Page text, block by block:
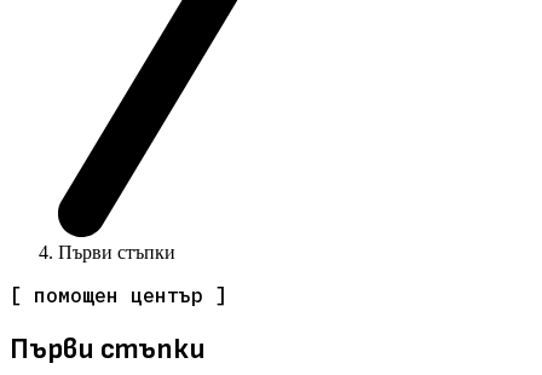
Първи стъпки
[ помощен център ]
Първи стъпки